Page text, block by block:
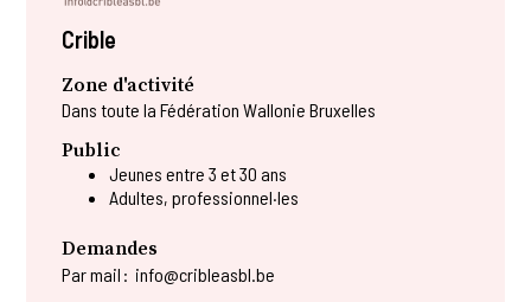
Crible
Zone d'activité
Dans toute la Fédération Wallonie Bruxelles
Public
Jeunes entre 3 et 30 ans
Adultes, professionnel·les
Demandes
Par mail : info@cribleasbl.be